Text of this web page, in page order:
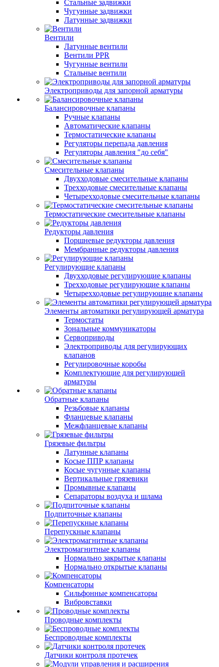
Стальные задвижки
Чугунные задвижки
Латунные задвижки
Вентили
Латунные вентили
Вентили PPR
Чугунные вентили
Стальные вентили
Электроприводы для запорной арматуры
Балансировочные клапаны
Ручные клапаны
Автоматические клапаны
Термостатические клапаны
Регуляторы перепада давления
Регуляторы давления "до себя"
Смесительные клапаны
Двухходовые смесительные клапаны
Трехходовые смесительные клапаны
Четырехходовые смесительные клапаны
Термостатические смесительные клапаны
Редукторы давления
Поршневые редукторы давления
Мембранные редукторы давления
Регулирующие клапаны
Двухходовые регулирующие клапаны
Трехходовые регулирующие клапаны
Четырехходовые регулирующие клапаны
Элементы автоматики регулирующей арматура
Термостаты
Зональные коммуникаторы
Сервоприводы
Электроприводы для регулирующих
клапанов
Регулировочные коробы
Комплектующие для регулирующей
арматуры
Обратные клапаны
Резьбовые клапаны
Фланцевые клапаны
Межфланцевые клапаны
Грязевые фильтры
Латунные клапаны
Косые ППР клапаны
Косые чугунные клапаны
Вертикальные грязевики
Промывные клапаны
Сепараторы воздуха и шлама
Подпиточные клапаны
Перепускные клапаны
Электромагнитные клапаны
Нормально закрытые клапаны
Нормально открытые клапаны
Компенсаторы
Сильфонные компенсаторы
Вибровставки
Проводные комплекты
Беспроводные комплекты
Датчики контроля протечек